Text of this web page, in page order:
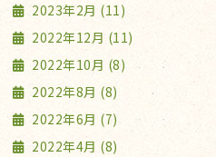
2023年2月 (11)
2022年12月 (11)
2022年10月 (8)
2022年8月 (8)
2022年6月 (7)
2022年4月 (8)